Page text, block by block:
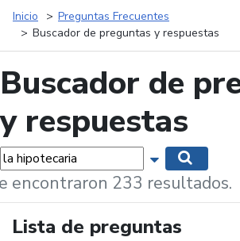
Inicio
Preguntas Frecuentes
Buscador de preguntas y respuestas
Buscador de
y respuestas
Mostrar
encontraron 233 resultados.
Lista de preguntas